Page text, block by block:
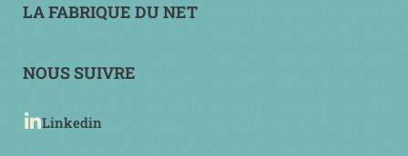
LA FABRIQUE DU NET
NOUS SUIVRE
Linkedin